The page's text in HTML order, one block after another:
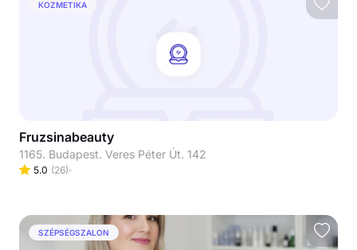
KOZMETIKA
Fruzsinabeauty
1165. Budapest. Veres Péter Út. 142
5.0 (26)
SZÉPSÉGSZALON